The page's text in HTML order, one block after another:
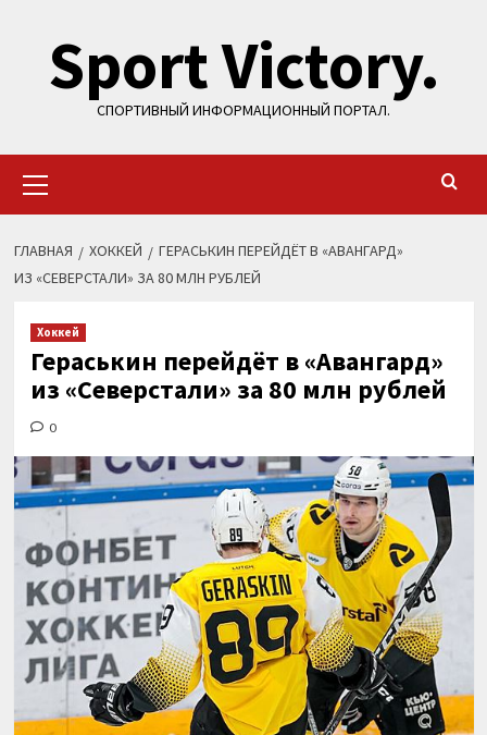
содержимому
Sport Victory.
СПОРТИВНЫЙ ИНФОРМАЦИОННЫЙ ПОРТАЛ.
меню
ГЛАВНАЯ ХОККЕЙ
ГЕРАСЬКИН ПЕРЕЙДЁТ В «АВАНГАРД»
ИЗ «СЕВЕРСТАЛИ» ЗА 80 МЛН РУБЛЕЙ
Хоккей
Гераськин перейдёт в «Авангард»
из «Северстали» за 80 млн рублей
0